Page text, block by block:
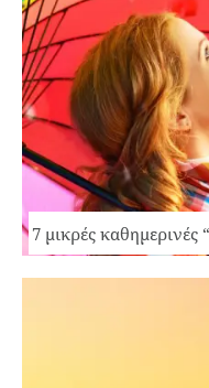
7 μικρές